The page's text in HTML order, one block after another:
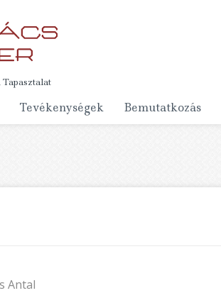
Tapasztalat
Tevékenységek Bemutatkozás
Antal